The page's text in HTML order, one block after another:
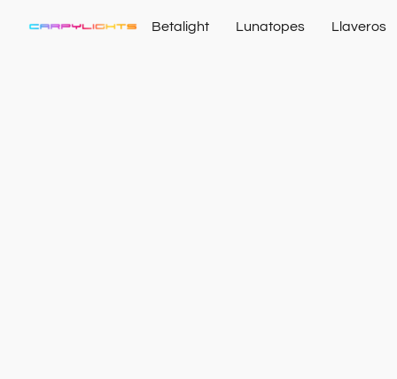
Betalight Lunatopes Llaveros